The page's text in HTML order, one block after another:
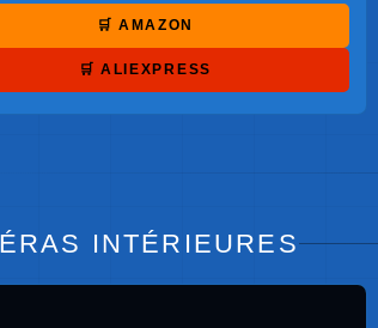
🛒 AMAZON
🛒 ALIEXPRESS
INTÉRIEURES